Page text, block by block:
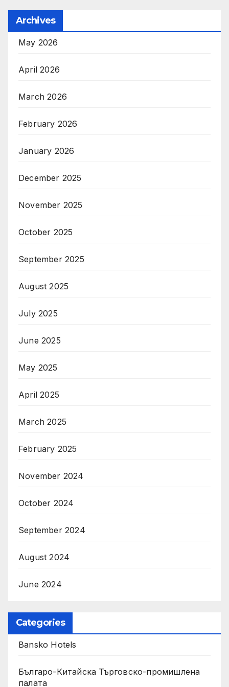
Archives
May 2026
April 2026
March 2026
February 2026
January 2026
December 2025
November 2025
October 2025
September 2025
August 2025
July 2025
June 2025
May 2025
April 2025
March 2025
February 2025
November 2024
October 2024
September 2024
August 2024
June 2024
Categories
Bansko Hotels
Българо-Китайска Търговско-промишлена
палaта